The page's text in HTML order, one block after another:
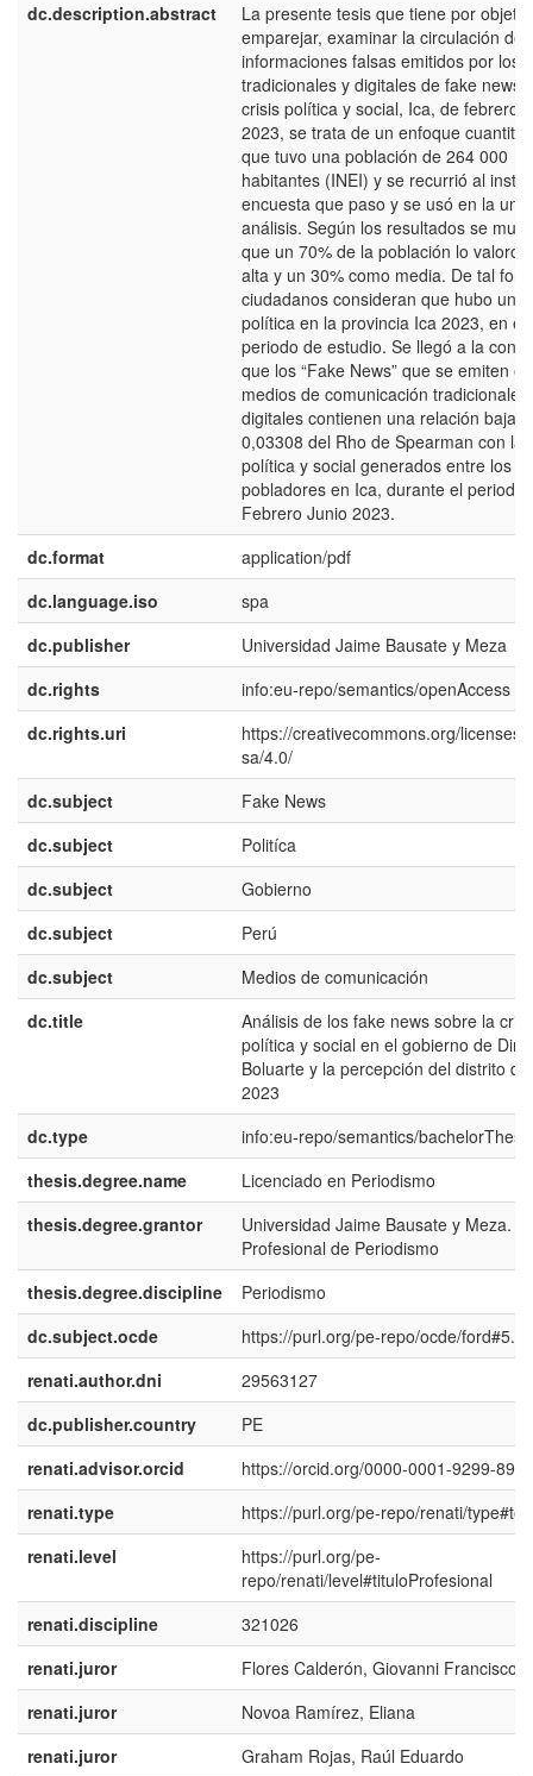
dc.description.abstract
La presente tesis que tiene por
emparejar, examinar la circulación de
informaciones falsas emitidos por los
tradicionales y digitales de fake news
crisis política y social, Ica, de febrero
2023, se trata de un enfoque
que tuvo una población de 264 000
habitantes (INEI) y se recurrió al
encuesta que paso y se usó en la
análisis. Según los resultados se
que un 70% de la población lo valoró
alta y un 30% como media. De tal
ciudadanos consideran que hubo una
política en la provincia Ica 2023, en
periodo de estudio. Se llegó a la
que los “Fake News” que se emiten
medios de comunicación tradicionales
digitales contienen una relación baja
0,03308 del Rho de Spearman con la
política y social generados entre los
pobladores en Ica, durante el periodo
Febrero Junio 2023.
dc.format
application/pdf
dc.language.iso
spa
dc.publisher
Universidad Jaime Bausate y Meza
dc.rights
info:eu-repo/semantics/openAccess
dc.rights.uri
https://creativecommons.org/licenses/
sa/4.0/
dc.subject
Fake News
dc.subject
Politíca
dc.subject
Gobierno
dc.subject
Perú
dc.subject
Medios de comunicación
dc.title
Análisis de los fake news sobre la
política y social en el gobierno de Dina
Boluarte y la percepción del distrito
2023
dc.type
info:eu-repo/semantics/bachelorThesis
thesis.degree.name
Licenciado en Periodismo
thesis.degree.grantor
Universidad Jaime Bausate y Meza.
Profesional de Periodismo
thesis.degree.discipline
Periodismo
dc.subject.ocde
https://purl.org/pe-repo/ocde/
renati.author.dni
29563127
dc.publisher.country
PE
renati.advisor.orcid
https://orcid.org/0000-0001-9299-8979
renati.type
https://purl.org/pe-repo/renati/
renati.level
https://purl.org/pe-
repo/renati/level#tituloProfesional
renati.discipline
321026
renati.juror
Flores Calderón, Giovanni Francisco
renati.juror
Novoa Ramírez, Eliana
renati.juror
Graham Rojas, Raúl Eduardo